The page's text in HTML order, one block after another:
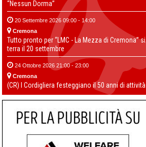
“Nessun Dorma”
20 Settembre 2026 09:00 - 14:00
Cremona
Tutto pronto per “LMC - La Mezza di Cremona” si
terra il 20 settembre
24 Ottobre 2026 21:00 - 23:00
Cremona
(CR) I Cordigliera festeggiano il 50 anni di attività